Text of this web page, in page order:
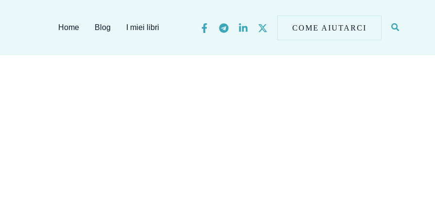
Home Blog I miei libri COME AIUTARCI